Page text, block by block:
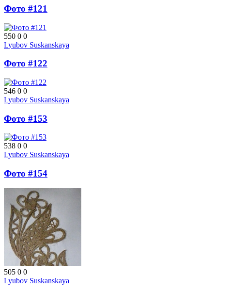
Фото #121
550 0 0
Lyubov Suskanskaya
Фото #122
546 0 0
Lyubov Suskanskaya
Фото #153
538 0 0
Lyubov Suskanskaya
Фото #154
505 0 0
Lyubov Suskanskaya